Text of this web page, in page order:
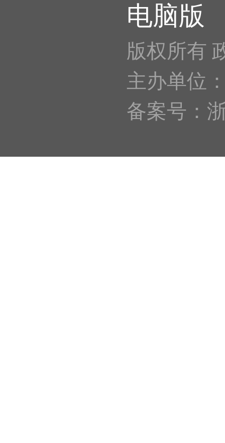
电脑版
版权所有
主办单位
备案号：